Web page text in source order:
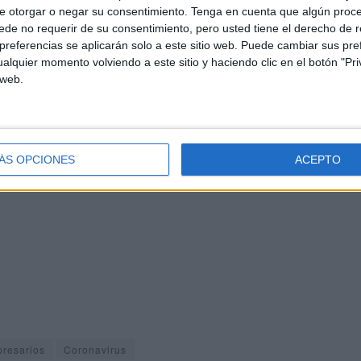
otorgar o negar su consentimiento. Tenga en cuenta que algún
no requerir de su consentimiento, pero usted tiene el derecho de
se aplicarán solo a este sitio web. Puede cambiar sus
momento volviendo a este sitio y haciendo clic en el botón
OPCIONES ACEPTO
y Hacienda, Procesa, Servicios Tributarios
con la disposición del Gobierno, han permitido
empresas que favorezcan la supervivencia de las
dichas medidas han sido recogidas por la Ciudad en
la economía de la Ciudad".
Coronavirus